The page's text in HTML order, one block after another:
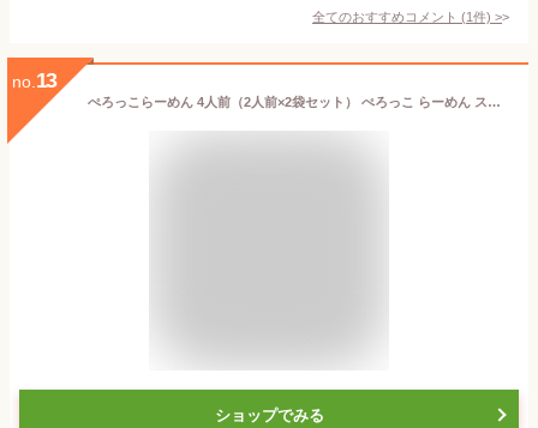
全てのおすすめコメント (1件) >
no. 13
ぺろっこらーめん 4人前（2人前×2袋セット） ぺろっこ らーめん スープ付 ラーメン 乾麺らーめん 幅広らーめん 幅広めん 乾麺 帯麺 ひもかわ 岩手名物 岩手土産 奥州 小山製麺 郡山銘販 まざっせこらっせ
ショップでみる